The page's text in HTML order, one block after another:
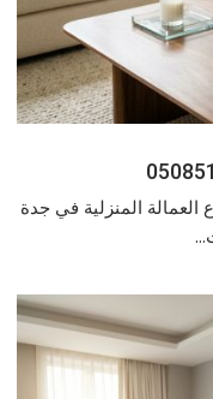
المنزلية في جدة